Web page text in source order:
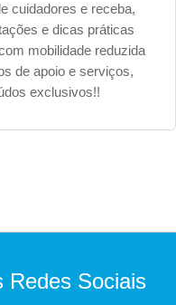
cuidadores e receba,
e dicas práticas
mobilidade reduzida
de apoio e serviços,
exclusivos!!
Redes Sociais